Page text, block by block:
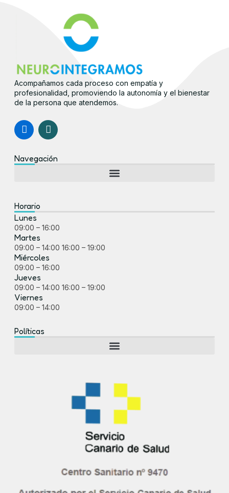
Acompañamos cada proceso con empatía y
profesionalidad, promoviendo la autonomía y el bienestar
de la persona que atendemos.
I
c
-
e
b
o
o
k
I
c
n
-
r
m
-
1
Navegación
Horario
Lunes
09:00 – 16:00
Martes
09:00 – 14:00 16:00 – 19:00
Miércoles
09:00 – 16:00
Jueves
09:00 – 14:00 16:00 – 19:00
Viernes
09:00 – 14:00
Políticas